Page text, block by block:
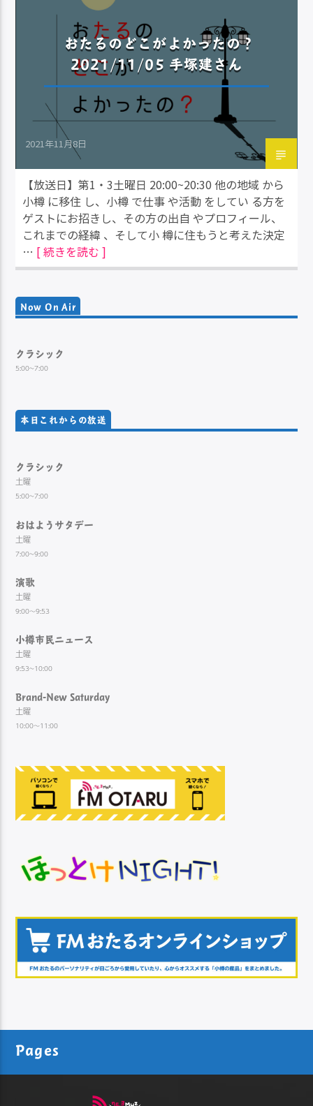
おたるのどこがよかったの？
2021/11/05 手塚建さん
2021年11月8日
【放送日】第1・3土曜日 20:00~20:30 他の地域 から
小樽 に移住 し、小樽 で仕事 や活動 をしてい る方を
ゲストにお招きし、その方の出自 やプロフィール、
これまでの経緯 、そして小 樽に住もうと考えた決定
… [ 続きを読む ]
Now On Air
クラシック
5:00~7:00
本日これからの放送
クラシック
土曜
5:00~7:00
おはようサタデー
土曜
7:00~9:00
演歌
土曜
9:00～9:53
小樽市民ニュース
土曜
9:53~10:00
Brand-New Saturday
土曜
10:00～11:00
Pages